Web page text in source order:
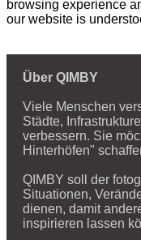
browsing experience
our website is
Über QIMBY
Viele Menschen
Städte,
verbessern. Sie
Hinterhöfen"
QIMBY soll der
Situationen,
dienen, damit
inspirieren lassen